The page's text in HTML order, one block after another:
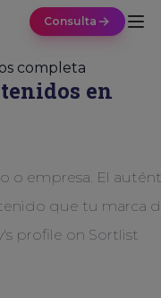
Consulta
completa
en
o empresa. El
que tu marca